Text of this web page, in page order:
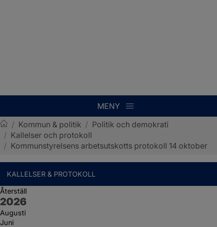
MENY
Sotenäs kommun
/ Kommun & politik / Politik och demokrati
/ Kallelser och protokoll
/ Kommunstyrelsens arbetsutskotts protokoll 14 oktober
KALLELSER & PROTOKOLL
Återställ
År:
2026
Augusti
Juni